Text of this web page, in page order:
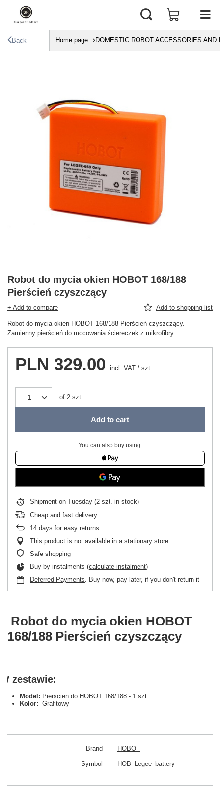
Back Home page DOMESTIC ROBOT ACCESSORIES AND
Robot do mycia okien HOBOT 168/188
Pierścień czyszczący
+ Add to compare Add to shopping list
Robot do mycia okien HOBOT 168/188 Pierścień czyszczący.
Zamienny pierścień do mocowania ściereczek z mikrofibry.
PLN 329.00 incl. VAT / szt.
of 2 szt.
Add to cart
You can also buy using:
Shipment on Tuesday (2 szt. in stock)
Cheap and fast delivery
14 days for easy returns
This product is not available in a stationary store
Safe shopping
Buy by instalments (calculate instalment)
Deferred Payments. Buy now, pay later, if you don't return it
Robot do mycia okien HOBOT
168/188 Pierścień czyszczący
W zestawie:
Model: Pierścień do HOBOT 168/188 - 1 szt.
Kolor: Grafitowy
Brand HOBOT
Symbol HOB_Legee_battery